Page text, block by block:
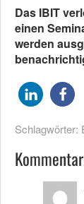
Das IBIT
einen
werden
Schlagwörter: